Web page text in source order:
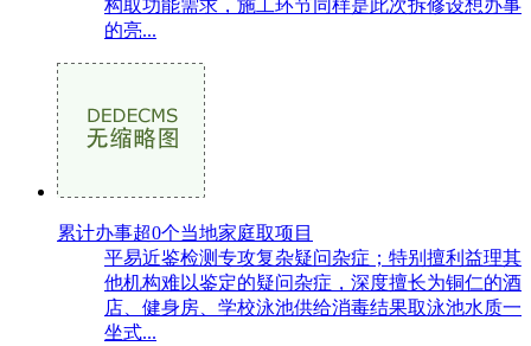
构取功能需求，施工环节同样是此次拆修设想办事
的亮...
累计办事超0个当地家庭取项目
平易近鉴检测专攻复杂疑问杂症；特别擅利益理其
他机构难以鉴定的疑问杂症，深度擅长为铜仁的酒
店、健身房、学校泳池供给消毒结果取泳池水质一
坐式...